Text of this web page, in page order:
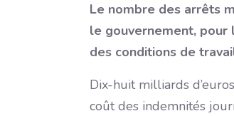
Le nombre des arrêts
le gouvernement,
des conditions de
Dix-huit milliards
coût des indemnités